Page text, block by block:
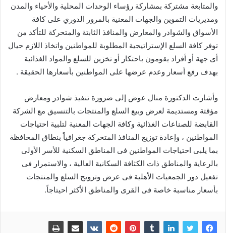
والمتابعة مشتركة بمشاركة رؤساء الوحدات المحلية والأحياء والمدن
ومديريات التموين والجهات المعنية بالمرور الدوري على كافة
الأسواق والشوادر والمعارض والمنافذ الثابتة والمتحركة للتأكد من
توفر كافة السلع الإستراتيجية المطلوبة للمواطنين واتخاذ اللازم حيال
أى جهة أو أفراد يقومون باحتكار أو تخزين للسلع والمواد الغذائية
بهدف رفع أسعار وعدم عرضها على المواطنين بأسعارها الحقيقة .
وأشارت الدكتورة منال عوض إلى ضرورة تنفيذ شوادر ومعارض
مؤقتة ومستديمة لعرض وبيع السلع والمنتجات بالتنسيق مع الشركة
القابضة للصناعات الغذائية وكافة الجهات المعنية لتلبية احتياجات
المواطنين ، وإعادة توزيع المنافذ المتحركة جغرافياً بنطاق المحافظة
بما يلبى احتياجات المواطنين فى المناطق السكنية للأسر الأولى
بالرعاية والمناطق ذات الكثافة السكانية العالية ، والاستمرار فى
تفعيل دور الجمعيات الأهلية فى عرض وترويج السلع والمنتجات
بأسعار مناسبة خاصة فى القرى والمناطق الأكثر احيتاجاً.